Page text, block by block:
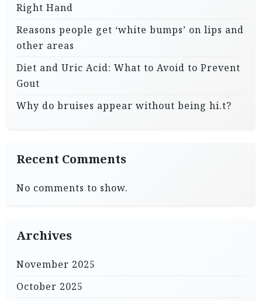
Right Hand
Reasons people get ‘white bumps’ on lips and
other areas
Diet and Uric Acid: What to Avoid to Prevent
Gout
Why do bruises appear without being hi.t?
Recent Comments
No comments to show.
Archives
November 2025
October 2025